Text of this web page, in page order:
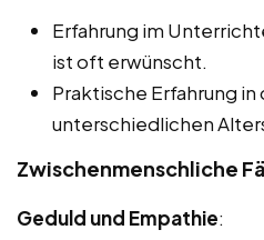
Erfahrung im
ist oft erwünscht.
Praktische Erfahrung
unterschiedlichen
Zwischenmenschliche
Geduld und Empathie: